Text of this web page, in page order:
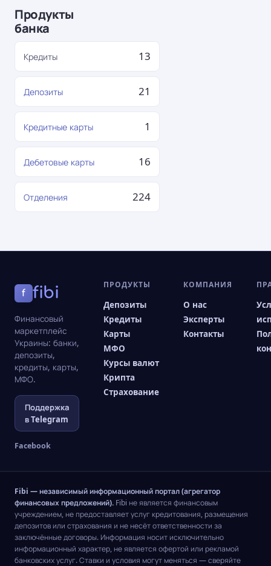
Продукты
банка
Кредиты 13
Депозиты 21
Кредитные карты 1
Дебетовые карты 16
Отделения 224
f fibi
Финансовый
маркетплейс
Украины: банки,
депозиты,
кредиты, карты,
МФО.
Поддержка
в Telegram
Facebook
ПРОДУКТЫ
Депозиты
Кредиты
Карты
МФО
Курсы валют
Крипта
Страхование
КОМПАНИЯ
О нас
Эксперты
Контакты
Fibi — независимый информационный портал (агрегатор
финансовых предложений). Fibi не является финансовым
учреждением, не предоставляет услуг кредитования, размещения
депозитов или страхования и не несёт ответственности за
заключённые договоры. Информация носит исключительно
информационный характер, не является офертой или рекламой
банковских услуг. Ставки и условия могут меняться — сверяйте